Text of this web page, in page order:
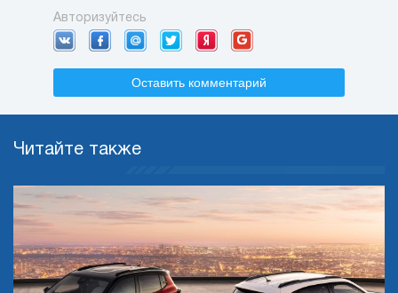
Авторизуйтесь
Оставить комментарий
Читайте также